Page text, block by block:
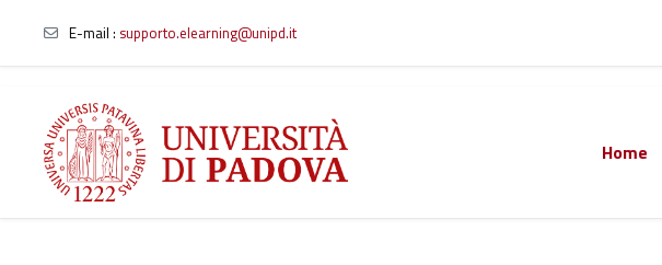
Vai al contenuto principale
E-mail : supporto.elearning@unipd.it
Home